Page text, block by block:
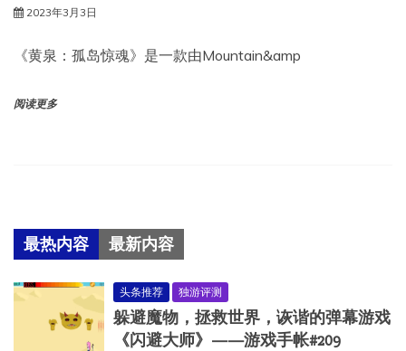
2023年3月3日
《黄泉：孤岛惊魂》是一款由Mountain&amp
阅读更多
最热内容 最新内容
头条推荐 独游评测
躲避魔物，拯救世界，诙谐的弹幕游戏
《闪避大师》——游戏手帐#209